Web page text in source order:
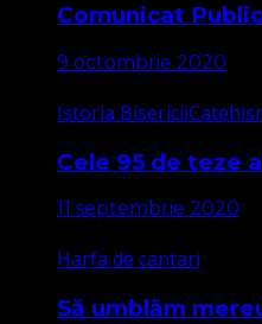
Comunicat
9 octombrie 2020
Istoria Bisericii
Cele 95 de teze
11 septembrie 2020
Harfa de cantari
Să umblăm